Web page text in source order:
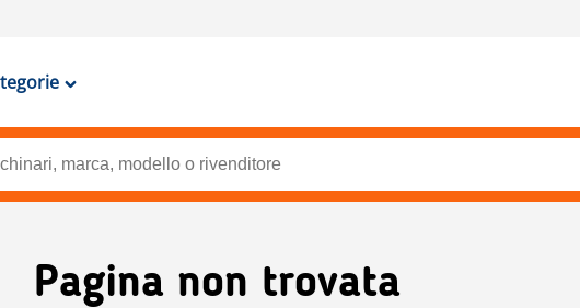
Pagina non trovata